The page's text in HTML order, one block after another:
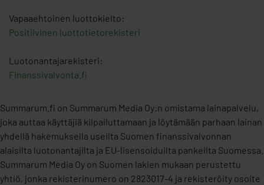
Vapaaehtoinen luottokielto:
Positiivinen luottotietorekisteri
Luotonantajarekisteri:
Finanssivalvonta.fi
Summarum.fi on Summarum Media Oy:n omistama lainapalvelu,
joka auttaa käyttäjiä kilpailuttamaan ja löytämään parhaan lainan
yhdellä hakemuksella useilta Suomen finanssivalvonnan
alaisilta luotonantajilta ja EU-lisensoiduilta pankeilta Suomessa.
Summarum Media Oy on Suomen lakien mukaan perustettu
yhtiö, jonka rekisterinumero on 2823017-4 ja rekisteröity osoite